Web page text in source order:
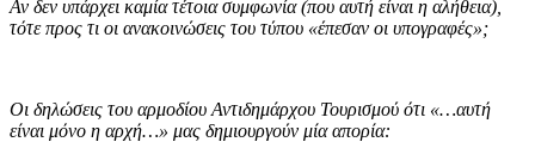
Αν δεν υπάρχει καμία τέτοια συμφωνία (που αυτή είναι η αλήθεια),
τότε προς τι οι ανακοινώσεις του τύπου «έπεσαν οι υπογραφές»;
Οι δηλώσεις του αρμοδίου Αντιδημάρχου Τουρισμού ότι «…αυτή
είναι μόνο η αρχή…» μας δημιουργούν μία απορία: